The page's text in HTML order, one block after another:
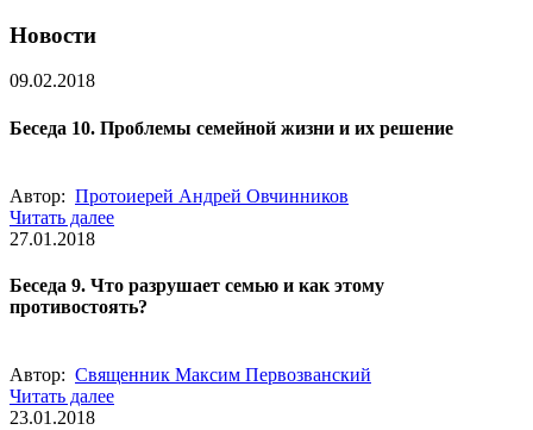
Новости
09.02.2018
Беседа 10. Проблемы семейной жизни и их решение
Автор: Протоиерей Андрей Овчинников
Читать далее
27.01.2018
Беседа 9. Что разрушает семью и как этому
противостоять?
Автор: Священник Максим Первозванский
Читать далее
23.01.2018